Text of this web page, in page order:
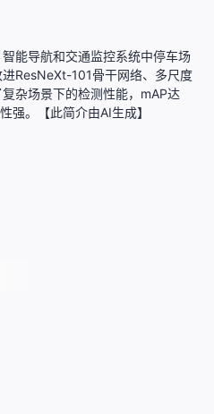
能导航和交通监控系统中停车场
ResNeXt-101骨干网络、多尺度
杂场景下的检测性能，mAP达
强。【此简介由AI生成】